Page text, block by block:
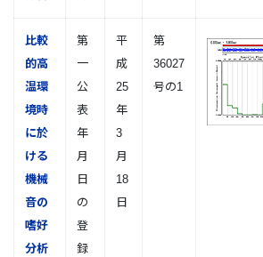
比較
的高
温環
境時
に於
ける
機械
音の
嗜好
分析
第
一
公
表
年
月
日
の
登
録
平
成
25
年
3
月
18
日
第
36027
号の1